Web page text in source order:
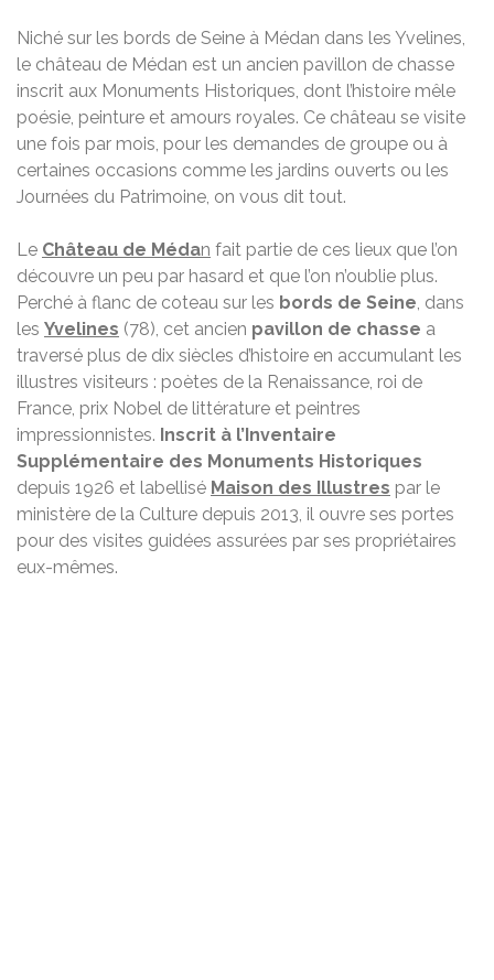
Niché sur les bords de Seine à Médan dans les Yvelines,
le château de Médan est un ancien pavillon de chasse
inscrit aux Monuments Historiques, dont l’histoire mêle
poésie, peinture et amours royales. Ce château se visite
une fois par mois, pour les demandes de groupe ou à
certaines occasions comme les jardins ouverts ou les
Journées du Patrimoine, on vous dit tout.
Le Château de Médan fait partie de ces lieux que l’on
découvre un peu par hasard et que l’on n’oublie plus.
Perché à flanc de coteau sur les bords de Seine, dans
les Yvelines (78), cet ancien pavillon de chasse a
traversé plus de dix siècles d’histoire en accumulant les
illustres visiteurs : poètes de la Renaissance, roi de
France, prix Nobel de littérature et peintres
impressionnistes. Inscrit à l’Inventaire
Supplémentaire des Monuments Historiques
depuis 1926 et labellisé Maison des Illustres par le
ministère de la Culture depuis 2013, il ouvre ses portes
pour des visites guidées assurées par ses propriétaires
eux-mêmes.